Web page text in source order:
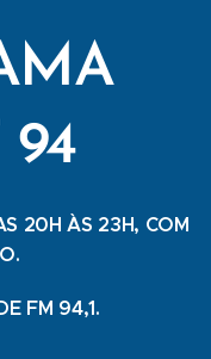
20H ÀS 23H, COM
FM 94,1.